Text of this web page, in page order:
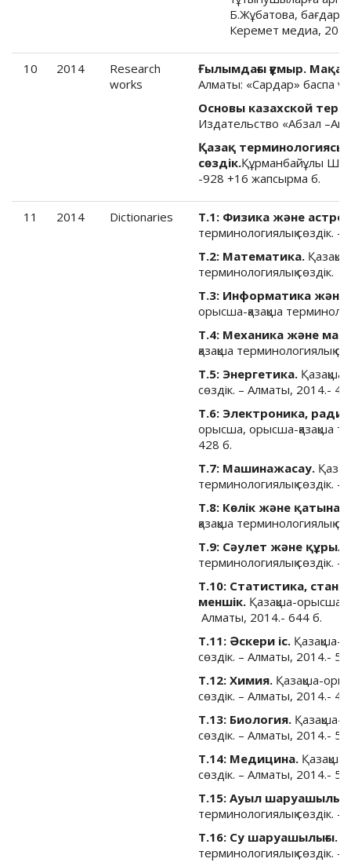
Б.Жұбатова,
Керемет медиа,
10 2014
Research
works
Ғылымдағы ғұмыр.
Алматы: «Сардар» баспа
Основы казахской
Издательство «Абзал –Ай
Қазақ
сөздік.Құрманбайұлы Ш.
-928 +16 жапсырма б.
11 2014 Dictionaries
Т.1: Физика және
терминологиялық сөздік.
Т.2: Математика.
терминологиялық сөздік.
Т.3: Информатика және
орысша-қазақша
Т.4: Механика және
қазақша терминологиялық
Т.5: Энергетика.
сөздік. – Алматы, 2014.-
Т.6: Электроника,
орысша, орысша-қазақша
428 б.
Т.7: Машинажасау.
терминологиялық сөздік.
Т.8: Көлік және
қазақша терминологиялық
Т.9: Сәулет және
терминологиялық сөздік.
Т.10: Статистика,
меншік. Қазақша-орысша,
Алматы, 2014.- 644 б.
Т.11: Әскери іс. Қазақша-
сөздік. – Алматы, 2014.-
Т.12: Химия. Қазақша-
сөздік. – Алматы, 2014.-
Т.13: Биология. Қазақша-
сөздік. – Алматы, 2014.-
Т.14: Медицина.
сөздік. – Алматы, 2014.-
Т.15: Ауыл
терминологиялық сөздік.
Т.16: Су шаруашылығы.
терминологиялық сөздік.